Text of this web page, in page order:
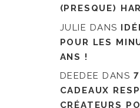
(PRESQUE)
JULIE DANS
POUR LES
ANS !
DEEDEE DANS
CADEAUX
CRÉATEURS